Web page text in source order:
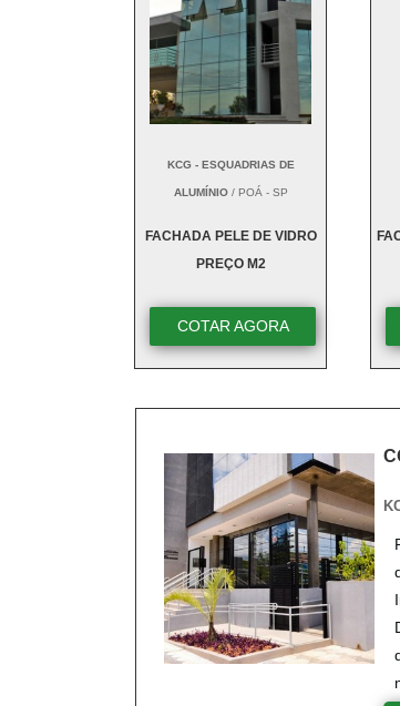
KCG - ESQUADRIAS DE
ALUMÍNIO/ POÁ - SP
FACHADA PELE DE VIDRO
PREÇO M2
COTAR AGORA